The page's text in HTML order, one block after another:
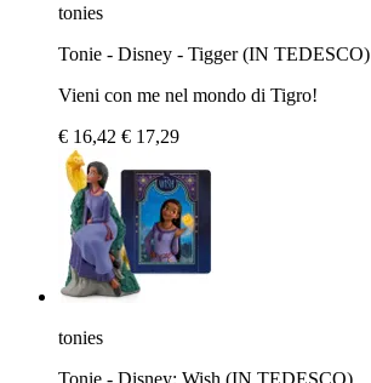
tonies
Tonie - Disney - Tigger (IN TEDESCO)
Vieni con me nel mondo di Tigro!
€ 16,42 € 17,29
tonies
Tonie - Disney: Wish (IN TEDESCO)